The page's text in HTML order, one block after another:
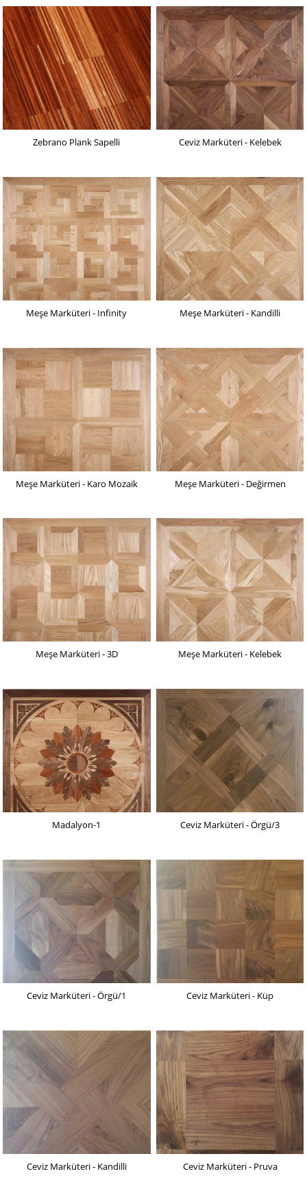
Zebrano Plank Sapelli Ceviz Marküteri - Kelebek
Meşe Marküteri - Infinity Meşe Marküteri - Kandilli
Meşe Marküteri - Karo Mozaik Meşe Marküteri - Değirmen
Meşe Marküteri - 3D Meşe Marküteri - Kelebek
Madalyon-1 Ceviz Marküteri - Örgü/3
Ceviz Marküteri - Örgü/1 Ceviz Marküteri - Küp
Ceviz Marküteri - Kandilli Ceviz Marküteri - Pruva